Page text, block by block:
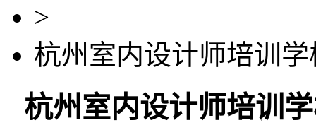
>
杭州室内设计师培训
杭州室内设计师培训